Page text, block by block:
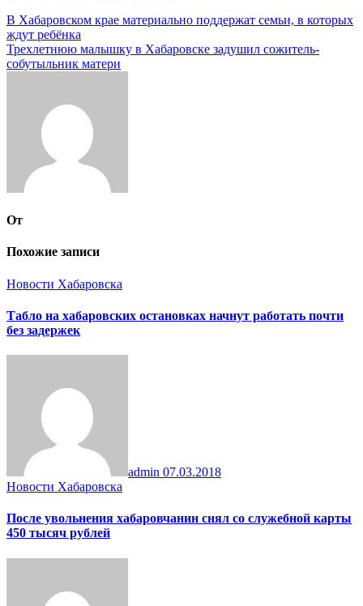
Навигация
по
записям
В Хабаровском крае материально поддержат семьи, в которых
ждут ребёнка
Трехлетнюю малышку в Хабаровске задушил сожитель-
собутыльник матери
От
Похожие записи
Новости Хабаровска
Табло на хабаровских остановках начнут работать почти
без задержек
admin 07.03.2018
Новости Хабаровска
После увольнения хабаровчанин снял со служебной карты
450 тысяч рублей